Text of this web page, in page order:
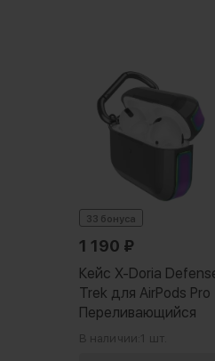
33 бонуса
1 190 ₽
Кейс X-Doria
Trek для AirPods Pro
Переливающийся
В наличии: 1 шт.